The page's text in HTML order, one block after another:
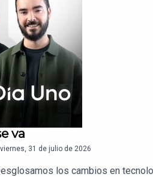
va
viernes, 31 de julio de 2026
los cambios en